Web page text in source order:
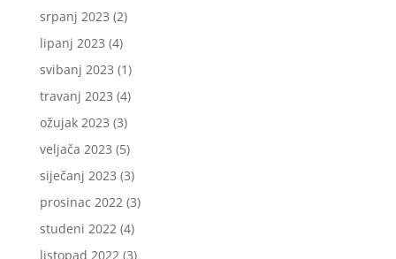
srpanj 2023 (2)
lipanj 2023 (4)
svibanj 2023 (1)
travanj 2023 (4)
ožujak 2023 (3)
veljača 2023 (5)
siječanj 2023 (3)
prosinac 2022(3)
studeni 2022(4)
listopad 2022(3)